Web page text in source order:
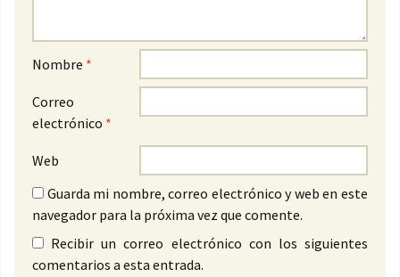
Nombre *
Correo
electrónico *
Web
Guarda mi nombre, correo electrónico y web en este
navegador para la próxima vez que comente.
Recibir un correo electrónico con los siguientes
comentarios a esta entrada.